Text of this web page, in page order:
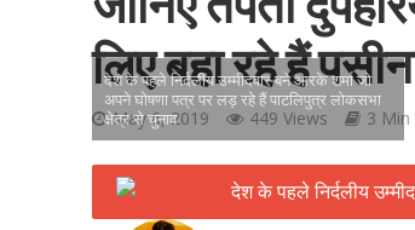
लिए बहा रहे हैं
May 6, 2019 449 Views 3 Min
देश के पहले निर्दलीय उम्मीदवार बने आरके शर्मा जो
अपने घोषणा पत्र पर लड़ रहे हैं पाटलिपुत्र लोकसभा
क्षेत्र से चुनाव